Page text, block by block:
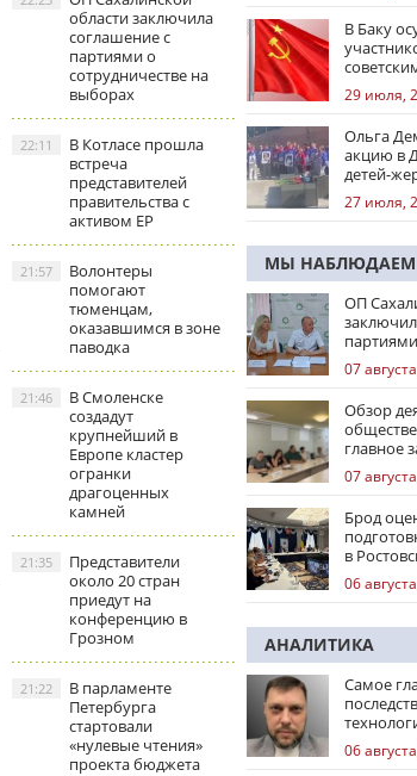
области заключила
соглашение с
партиями о
сотрудничестве на
выборах
В Котласе прошла
встреча
представителей
правительства с
активом ЕР
22:11
Волонтеры
помогают
тюменцам,
оказавшимся в зоне
паводка
21:57
В Смоленске
создадут
крупнейший в
Европе кластер
огранки
драгоценных
камней
21:46
Представители
около 20 стран
приедут на
конференцию в
Грозном
21:35
В парламенте
Петербурга
стартовали
«нулевые чтения»
проекта бюджета
21:22
В Баку
29 июля,
Ольга
акцию в
детей-
Донбассе
27 июля,
МЫ НАБЛЮДАЕМ
ОП
выборах
07
Обзор
главное
07
Брод
в
06
АНАЛИТИКА
Самое
06